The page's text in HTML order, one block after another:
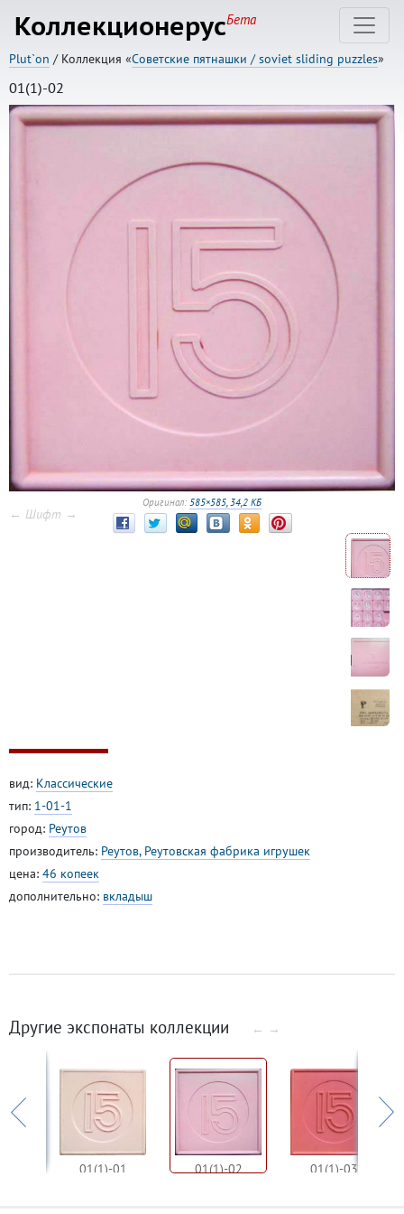
КоллекционерусБета
Plut`on / Коллекция «Советские пятнашки / soviet sliding puzzles»
01(1)-02
Оригинал: 585×585, 34,2 КБ
← Шифт →
вид: Классические
тип: 1-01-1
город: Реутов
производитель: Реутов, Реутовская фабрика игрушек
цена: 46 копеек
дополнительно: вкладыш
Другие экспонаты коллекции ← →
01(1)-01 01(1)-02 01(1)-03